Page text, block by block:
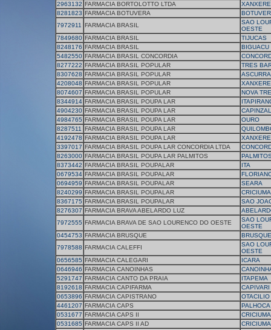
2963132 FARMACIA BORTOLOTTO LTDA
XANXERE
8281823 FARMACIA BOTUVERA
7972911
FARMACIA BRASIL
SAO
OESTE
7849680 FARMACIA BRASIL
TIJUCAS
8248176 FARMACIA BRASIL
BIGUACU
5482550 FARMACIA BRASIL CONCORDIA
8277222 FARMACIA BRASIL POPULAR
TRES
8307628 FARMACIA BRASIL POPULAR
ASCURRA
4208048 FARMACIA BRASIL POPULAR
XANXERE
8074607 FARMACIA BRASIL POPULAR
NOVA
8344914 FARMACIA BRASIL POUPA LAR
4904230 FARMACIA BRASIL POUPA LAR
CAPINZAL
4984765 FARMACIA BRASIL POUPA LAR
OURO
8287511
FARMACIA BRASIL POUPA LAR
4192478 FARMACIA BRASIL POUPA LAR
XANXERE
3397017 FARMACIA BRASIL POUPA LAR CONCORDIA LTDA
8263000 FARMACIA BRASIL POUPA LAR PALMITOS
8373442 FARMACIA BRASIL POUPALAR
ITA
0679534 FARMACIA BRASIL POUPALAR
0694959 FARMACIA BRASIL POUPALAR
SEARA
8240299 FARMACIA BRASIL POUPALAR
CRICIUMA
8367175 FARMACIA BRASIL POUPALAR
SAO
8276307 FARMACIA BRAVA ABELARDO LUZ
7972555 FARMACIA BRAVA DE SAO LOURENCO DO OESTE
SAO
OESTE
0454753 FARMACIA BRUSQUE
BRUSQUE
7978588 FARMACIA CALEFFI
SAO
OESTE
0656585 FARMACIA CALEGARI
ICARA
0646946 FARMACIA CANOINHAS
5291747 FARMACIA CANTO DA PRAIA
ITAPEMA
8192618 FARMACIA CAPIFARMA
0653896 FARMACIA CAPISTRANO
OTACILIO
4461207 FARMACIA CAPS
PALHOCA
0531677 FARMACIA CAPS II
CRICIUMA
0531685 FARMACIA CAPS II AD
CRICIUMA